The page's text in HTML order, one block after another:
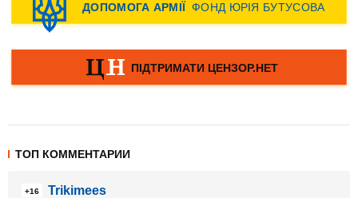
ТОП КОММЕНТАРИИ
+16
Trikimees